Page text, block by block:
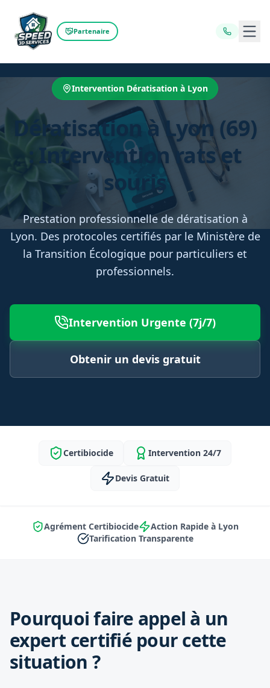
Partenaire
Intervention Dératisation à Lyon
Dératisation à Lyon (69)
: Intervention rats et
souris
Prestation professionnelle de dératisation à
Lyon. Des protocoles certifiés par le Ministère de
la Transition Écologique pour particuliers et
professionnels.
Intervention Urgente (7j/7)
Obtenir un devis gratuit
Certibiocide Intervention 24/7
Devis Gratuit
Agrément Certibiocide
Action Rapide à Lyon
Tarification Transparente
Pourquoi faire appel à un
expert certifié pour cette
situation ?